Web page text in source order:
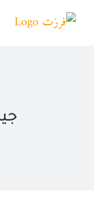
Skip